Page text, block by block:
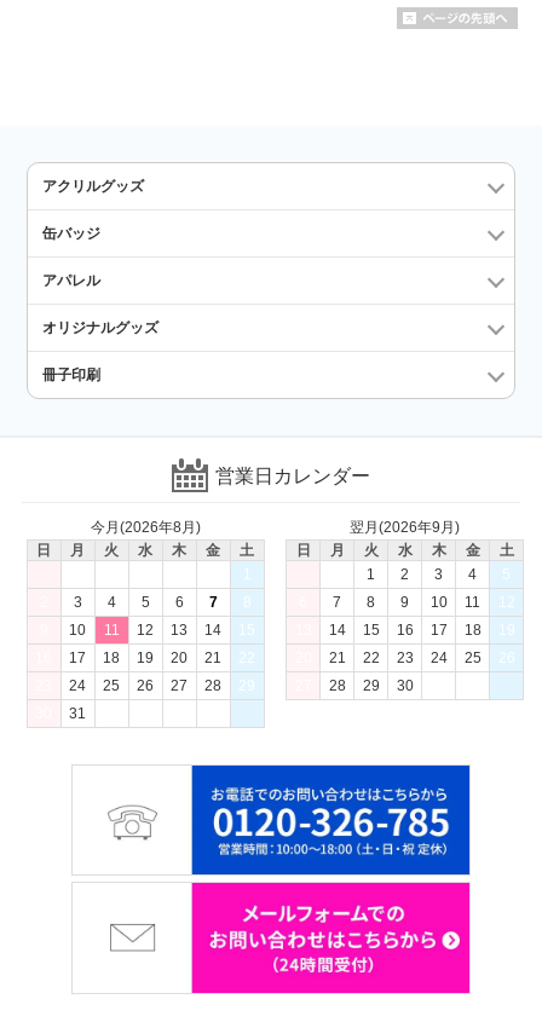
アクリルグッズ
缶バッジ
アパレル
オリジナルグッズ
冊子印刷
営業日カレンダー
今月(2026年8月)
日
月 火 水 木 金
土
1
3 4 5 6 7
8
10 11 12 13 14
15
17 18 19 20 21
22
24 25 26 27 28
29
31
翌月(2026年9月)
日
月 火 水 木 金
土
1
2 3 4
5
7 8 9 10 11
12
14 15 16 17 18
19
21 22 23 24 25
26
28 29 30